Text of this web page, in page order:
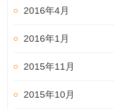
2016年4月
2016年1月
2015年11月
2015年10月